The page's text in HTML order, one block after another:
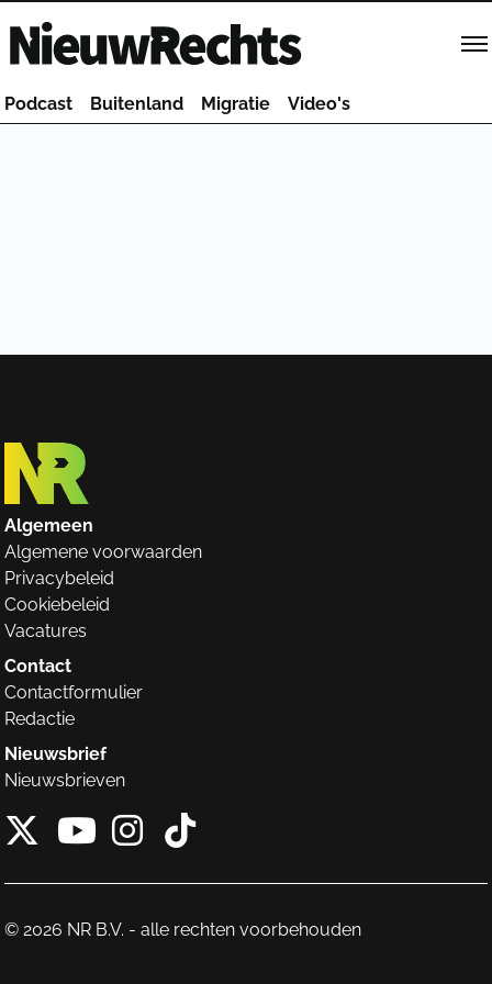
Homepage van NieuwRechts
Podcast Buitenland Migratie Video's
Algemeen
Algemene voorwaarden
Privacybeleid
Cookiebeleid
Vacatures
Contact
Contactformulier
Redactie
Nieuwsbrief
Nieuwsbrieven
X van NieuwRechts
Instagram van
Tiktok van
© 2026 NR B.V. - alle rechten voorbehouden